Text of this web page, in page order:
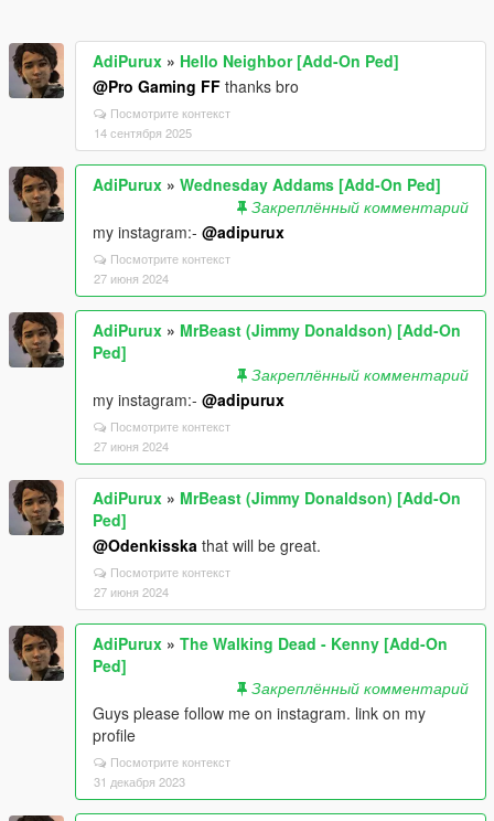
AdiPurux » Hello Neighbor [Add-On Ped]
@Pro Gaming FF thanks bro
Посмотрите контекст
14 сентября 2025
AdiPurux » Wednesday Addams [Add-On Ped]
Закреплённый комментарий
my instagram:- @adipurux
Посмотрите контекст
27 июня 2024
AdiPurux » MrBeast (Jimmy Donaldson) [Add-On
Ped]
Закреплённый комментарий
my instagram:- @adipurux
Посмотрите контекст
27 июня 2024
AdiPurux » MrBeast (Jimmy Donaldson) [Add-On
Ped]
@Odenkisska that will be great.
Посмотрите контекст
27 июня 2024
AdiPurux » The Walking Dead - Kenny [Add-On
Ped]
Закреплённый комментарий
Guys please follow me on instagram. link on my
profile
Посмотрите контекст
31 декабря 2023